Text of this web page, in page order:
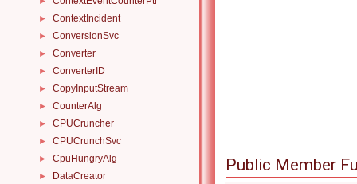
► ContextIncident
► ConversionSvc
► Converter
► ConverterID
► CopyInputStream
► CounterAlg
► CPUCruncher
► CPUCrunchSvc
► CpuHungryAlg
► DataCreator
Public Member